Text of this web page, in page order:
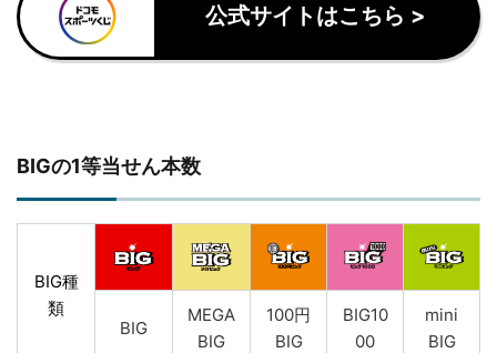
公式サイトはこちら >
BIGの1等当せん本数
BIG種
類
BIG
MEGA
BIG
100円
BIG
BIG10
00
mini
BIG